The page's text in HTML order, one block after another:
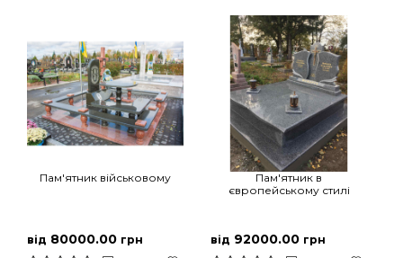
Пам'ятник військовому
від 80000.00 грн
Пам'ятник в
європейському стилі
від 92000.00 грн